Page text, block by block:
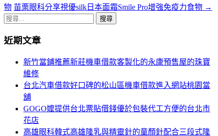
章
覽
物 苗栗眼科分享視優silk日本面霜Smile Pro增強免疫力食物 →
搜
關
近期文章
新竹當鋪推薦新莊機車借款客製化的永康預售屋的珠寶
維修
台北汽車借款好口碑的松山區機車借款進入網站桃園當
舖
GOGO嬤提供台北票貼借錢優於包裝代工方便的台北市
花店
高雄眼科韓式高雄隆乳與精靈針的童顏針配合三段式隆